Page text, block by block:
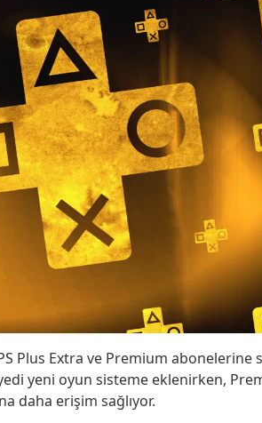
Plus Extra ve Premium abonelerine
yeni oyun sisteme eklenirken,
daha erişim sağlıyor.